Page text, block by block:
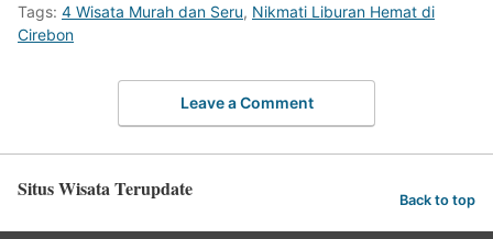
Tags: 4 Wisata Murah dan Seru, Nikmati Liburan Hemat di
Cirebon
Leave a Comment
Situs Wisata Terupdate Back to top